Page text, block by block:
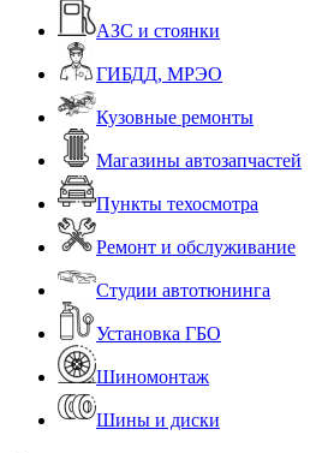
АЗС и стоянки
ГИБДД, МРЭО
Кузовные ремонты
Магазины автозапчастей
Пункты техосмотра
Ремонт и обслуживание
Студии автотюнинга
Установка ГБО
Шиномонтаж
Шины и диски